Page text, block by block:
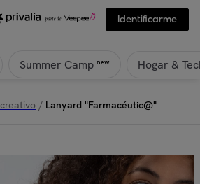
Identificarme
Summer Camp new Hogar &
/ Lanyard "Farmacéutic@"